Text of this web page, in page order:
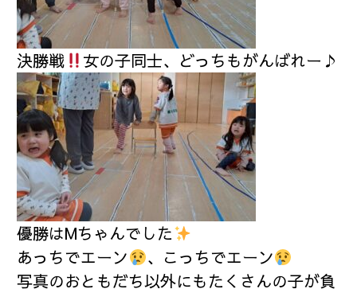
決勝戦 女の子同士、どっちもがんばれー♪
優勝はMちゃんでした
あっちでエーン
、こっちでエーン
写真のおともだち以外にもたくさんの子が負